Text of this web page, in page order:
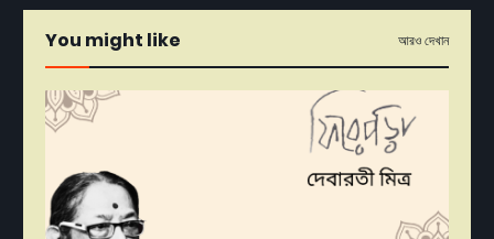
You might like আরও দেখান